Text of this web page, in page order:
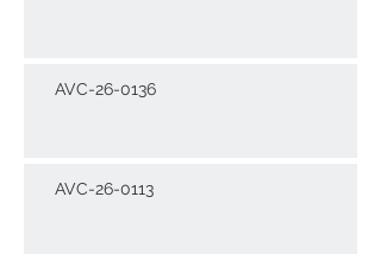
AVC-26-0136
AVC-26-0113